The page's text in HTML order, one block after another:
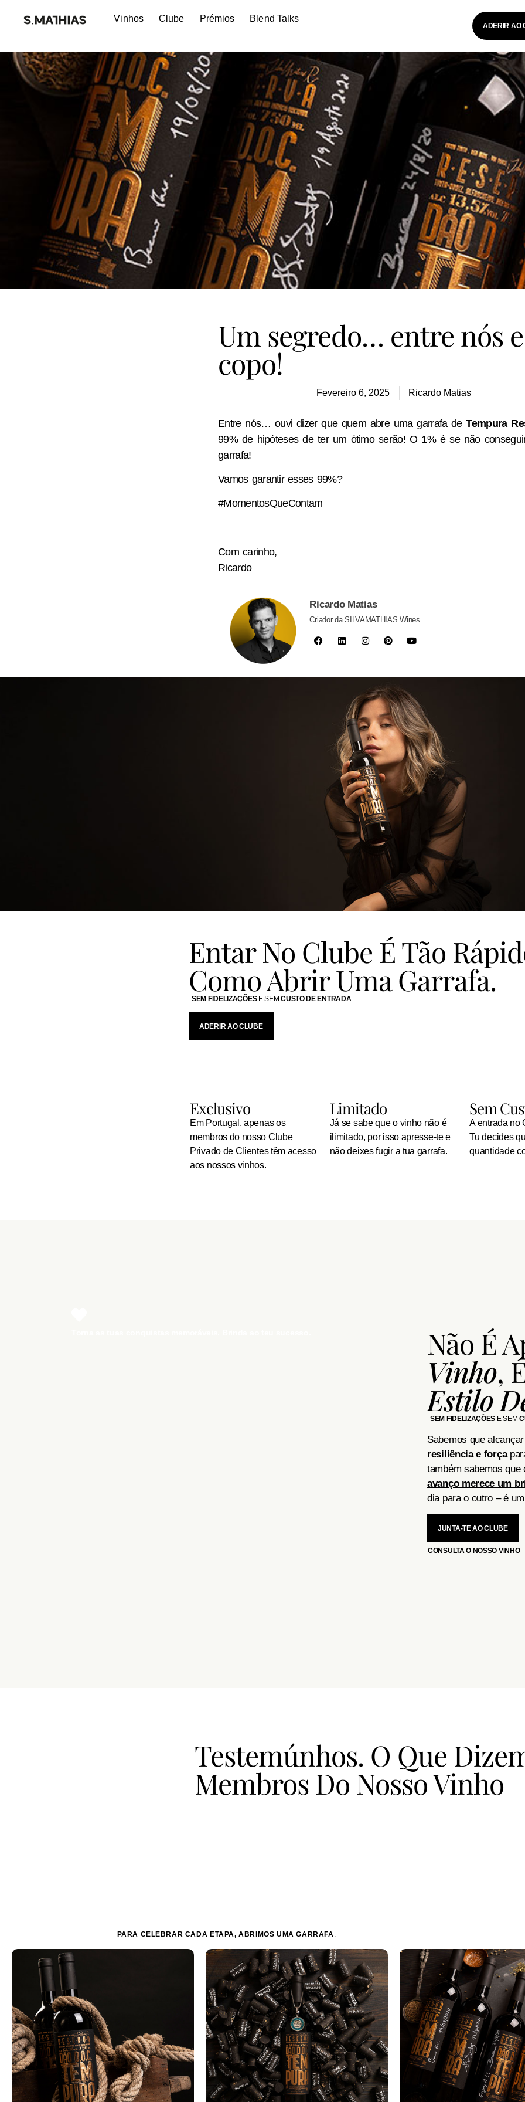
Vinhos Clube Prémios Blend Talks
ADERIR AO
Um segredo… entre nós
copo!
Fevereiro 6, 2025 Ricardo Matias
Entre nós… ouvi dizer que quem abre uma garrafa deTempura
99% de hipóteses de ter um ótimo serão! O 1% é se não
garrafa!
Vamos garantir esses 99%?
#MomentosQueContam
Com carinho,
Ricardo
Ricardo Matias
Criador da SILVAMATHIAS Wines
Entar No Clube É Tão
Como Abrir Uma Garrafa.
SEM FIDELIZAÇÕESE SEMCUSTO DE ENTRADA.
ADERIR AO CLUBE
Exclusivo
Em Portugal, apenas os
membros do nosso Clube
Privado de Clientes têm acesso
aos nossos vinhos.
Limitado
Já se sabe que o vinho não é
ilimitado, por isso apresse-te e
não deixes fugir a tua garrafa.
Sem
A entrada no
Tu decides
quantidade
Não É
Vinho,
Estilo
SEM FIDELIZAÇÕES E SEM
Sabemos que
resiliência e força
também sabemos
avanço merece um
dia para o outro – é
JUNTA-TE AO CLUBE
CONSULTA O NOSSO VINHO
Testemúnhos. O Que
Membros Do Nosso Vinho
PARA CELEBRAR CADA ETAPA, ABRIMOS UMA GARRAFA.